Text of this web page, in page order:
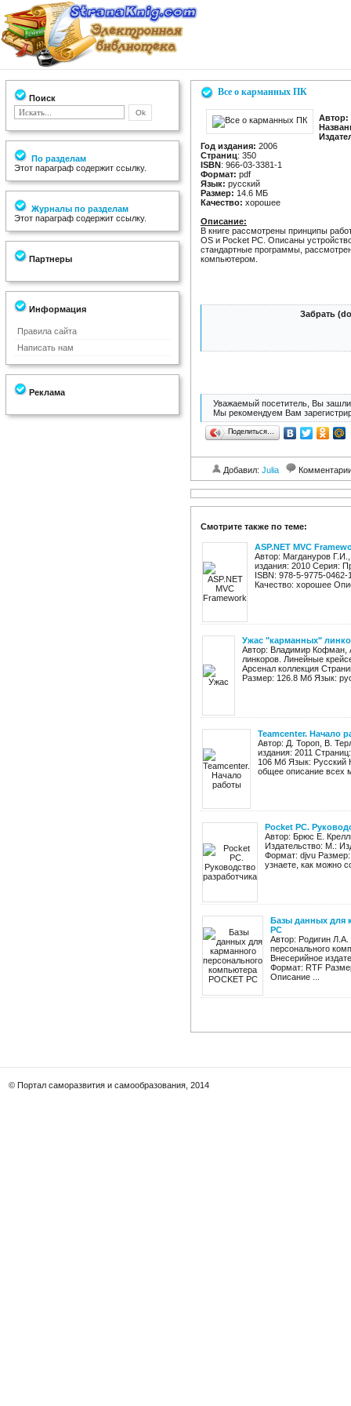
Поиск
По разделам
Этот параграф содержит ссылку.
Журналы по разделам
Этот параграф содержит ссылку.
Партнеры
Информация
Правила сайта
Написать нам
Реклама
Все о карманных ПК
Автор:
Год издания: 2006
Страниц: 350
ISBN: 966-03-3381-1
Формат: pdf
Язык: русский
Размер: 14.6 МБ
Качество: хорошее
Описание:
В книге рассмотрены принципы
OS и Pocket PC. Описаны
стандартные программы,
компьютером.
Забрать
Уважаемый посетитель, Вы зашли
Мы рекомендуем Вам
Поделиться…
Добавил: Julia
Смотрите также по теме:
ASP.NET MVC
Автор: Магдануров
издания: 2010 Серия:
ISBN: 978-5-9775-
Качество: хорошее
Ужас "карманных"
Автор: Владимир Кофман,
линкоров. Линейные
Арсенал коллекция
Размер: 126.8 Мб Язык:
Teamcenter. Начало
Автор: Д. Тороп, В.
издания: 2011
106 Мб Язык: Русский
общее описание всех
Pocket PC.
Автор: Брюс Е.
Издательство: М.:
Формат: djvu
узнаете, как можно
Базы данных для
PC
Автор: Родигин
персонального
Внесерийное
Формат: RTF
Описание ...
© Портал саморазвития и самообразования, 2014